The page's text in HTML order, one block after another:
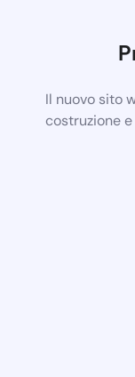
Il nuovo sito
costruzione